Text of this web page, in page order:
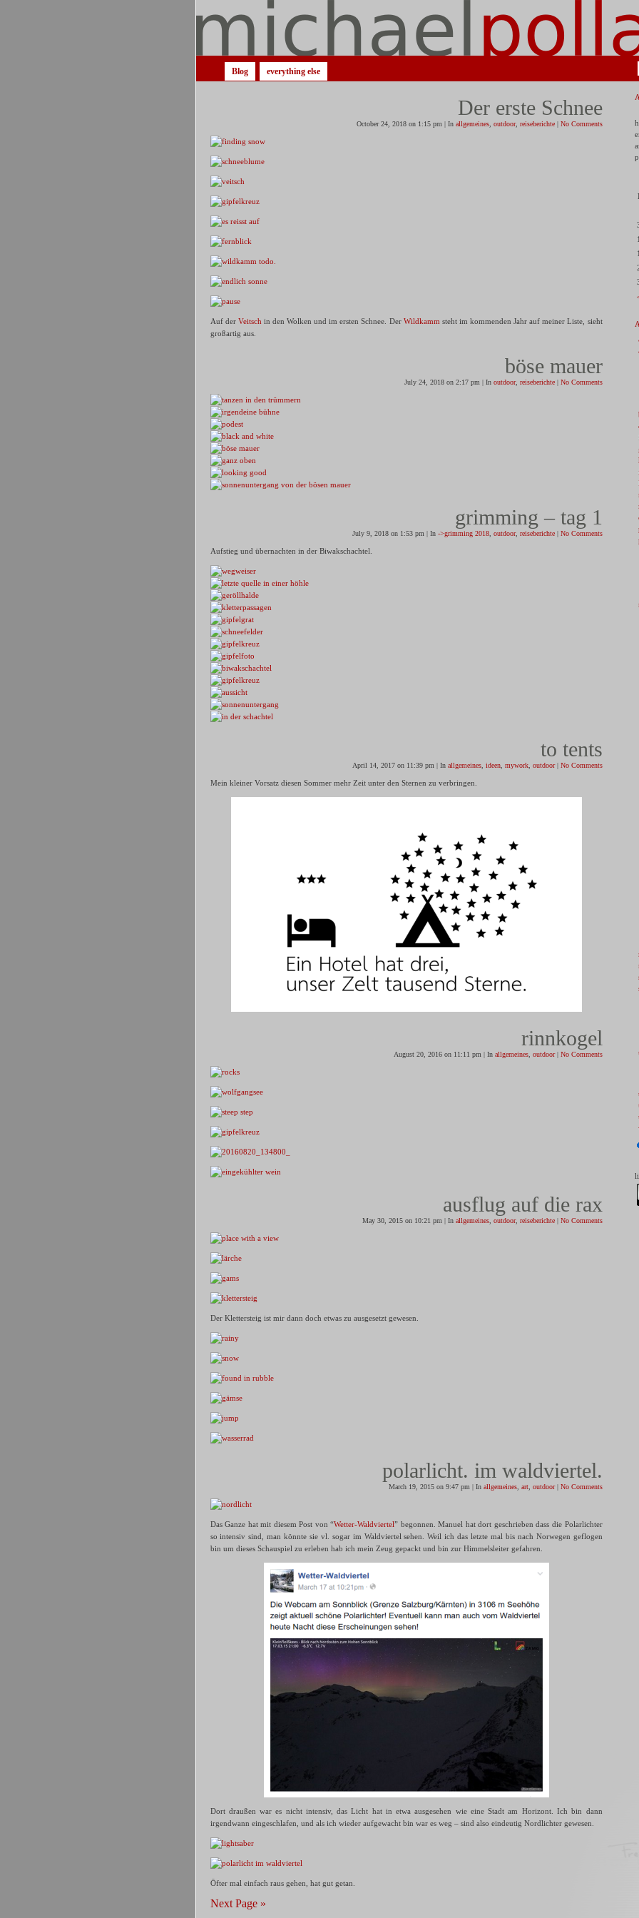
Blog everything else
Der erste Schnee
October 24, 2018 on 1:15 pm | In allgemeines, outdoor, reiseberichte| No Comments
Auf der Veitsch in den Wolken und im ersten Schnee. Der Wildkamm steht im kommenden Jahr auf meiner Liste, sieht
großartig aus.
böse mauer
July 24, 2018 on 2:17 pm | In outdoor, reiseberichte| No Comments
grimming – tag 1
July 9, 2018 on 1:53 pm | In ->grimming 2018, outdoor, reiseberichte| No Comments
Aufstieg und übernachten in der Biwakschachtel.
to tents
April 14, 2017 on 11:39 pm | In allgemeines, ideen, mywork, outdoor| No Comments
Mein kleiner Vorsatz diesen Sommer mehr Zeit unter den Sternen zu verbringen.
rinnkogel
August 20, 2016 on 11:11 pm | In allgemeines, outdoor| No Comments
ausflug auf die rax
May 30, 2015 on 10:21 pm | In allgemeines, outdoor, reiseberichte| No Comments
Der Klettersteig ist mir dann doch etwas zu ausgesetzt gewesen.
polarlicht. im waldviertel.
March 19, 2015 on 9:47 pm | In allgemeines, art, outdoor| No Comments
Das Ganze hat mit diesem Post von “Wetter-Waldviertel” begonnen. Manuel hat dort geschrieben dass die Polarlichter
so intensiv sind, man könnte sie vl. sogar im Waldviertel sehen. Weil ich das letzte mal bis nach Norwegen geflogen
bin um dieses Schauspiel zu erleben hab ich mein Zeug gepackt und bin zur Himmelsleiter gefahren.
Dort draußen war es nicht intensiv, das Licht hat in etwa ausgesehen wie eine Stadt am Horizont. Ich bin dann
irgendwann eingeschlafen, und als ich wieder aufgewacht bin war es weg – sind also eindeutig Nordlichter gewesen.
Öfter mal einfach raus gehen, hat gut getan.
Next Page »